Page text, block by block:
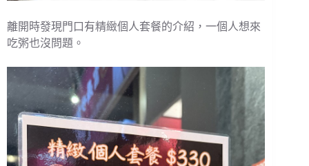
離開時發現門口有精緻個人套餐的介紹，一個人想來
吃粥也沒問題。